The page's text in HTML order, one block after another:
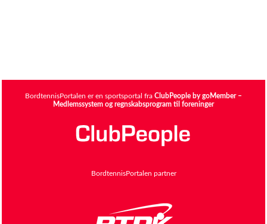
BordtennisPortalen er en sportsportal fra ClubPeople by goMember –
Medlemssystem og regnskabsprogram til foreninger
BordtennisPortalen partner